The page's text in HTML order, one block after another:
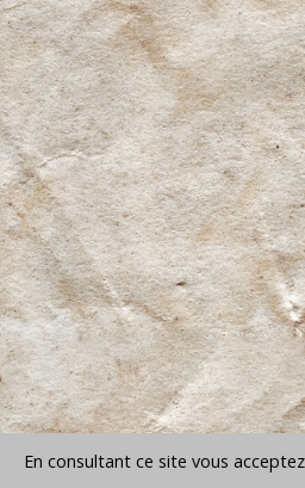
En consultant ce site vous